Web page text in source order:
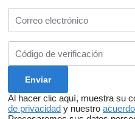
Al hacer clic aquí, muestra su
de privacidad y nuestro